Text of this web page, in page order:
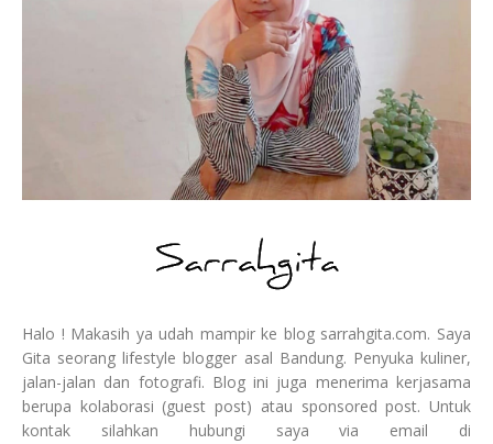
Halo ! Makasih ya udah mampir ke blog sarrahgita.com. Saya
Gita seorang lifestyle blogger asal Bandung. Penyuka kuliner,
jalan-jalan dan fotografi. Blog ini juga menerima kerjasama
berupa kolaborasi (guest post) atau sponsored post. Untuk
kontak silahkan hubungi saya via email di